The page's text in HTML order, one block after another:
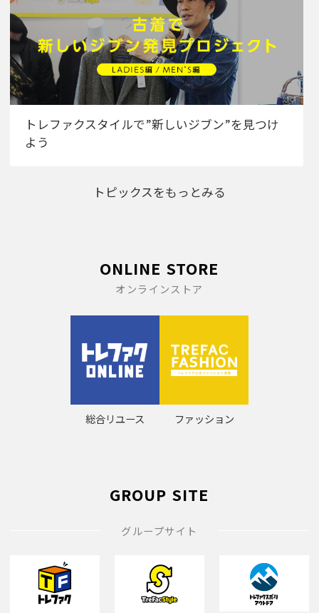
トレファクスタイルで”新しいジブン”を見つけ
よう
トピックスをもっとみる
ONLINE STORE
オンラインストア
総合リユース ファッション
GROUP SITE
グループサイト